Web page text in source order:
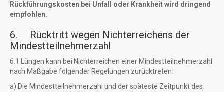
Rückführungskosten bei Unfall oder Krankheit wird dringend
empfohlen.
6. Rücktritt wegen Nichterreichens der
Mindestteilnehmerzahl
6.1 Lüngen kann bei Nichterreichen einer Mindestteilnehmerzahl
nach Maßgabe folgender Regelungen zurücktreten:
a) Die Mindestteilnehmerzahl und der späteste Zeitpunkt des